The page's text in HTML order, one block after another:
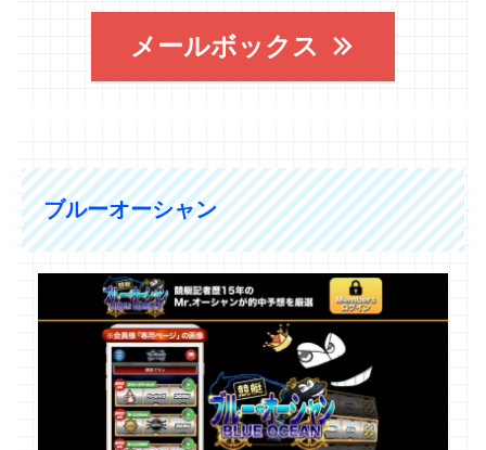
メールボックス
ブルーオーシャン